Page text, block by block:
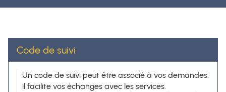
Code de suivi
Un code de suivi peut être associé à vos demandes,
il facilite vos échanges avec les services.
Code de suivi